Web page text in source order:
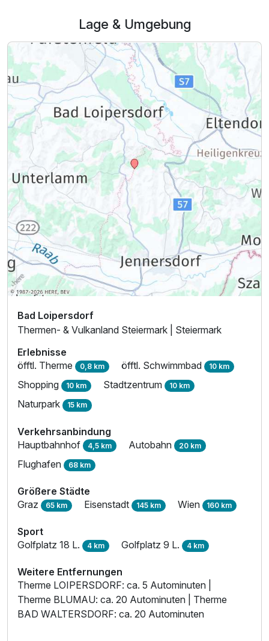
Lage & Umgebung
Bad Loipersdorf
Thermen- & Vulkanland Steiermark | Steiermark
Erlebnisse
öfftl. Therme 0,8 km öfftl. Schwimmbad 10 km
Shopping 10 km Stadtzentrum 10 km
Naturpark 15 km
Verkehrsanbindung
Hauptbahnhof 4,5 km Autobahn 20 km
Flughafen 68 km
Größere Städte
Graz 65 km Eisenstadt 145 km Wien 160 km
Sport
Golfplatz 18 L. 4 km Golfplatz 9 L. 4 km
Weitere Entfernungen
Therme LOIPERSDORF: ca. 5 Autominuten |
Therme BLUMAU: ca. 20 Autominuten | Therme
BAD WALTERSDORF: ca. 20 Autominuten